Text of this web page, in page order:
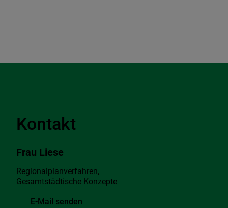
Kontakt
Frau Liese
Regionalplanverfahren,
Gesamtstädtische Konzepte
E-Mail senden